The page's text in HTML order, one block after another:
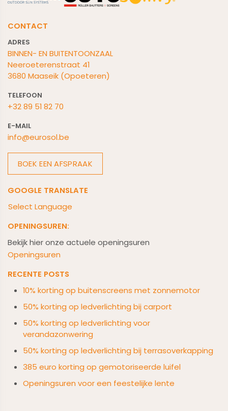
CONTACT
ADRES
BINNEN- EN BUITENTOONZAAL
Neeroeterenstraat 41
3680 Maaseik (Opoeteren)
TELEFOON
+32 89 51 82 70
E-MAIL
info@eurosol.be
BOEK EEN AFSPRAAK
GOOGLE TRANSLATE
Select Language
OPENINGSUREN:
Bekijk hier onze actuele openingsuren
Openingsuren
RECENTE POSTS
10% korting op buitenscreens met zonnemotor
50% korting op ledverlichting bij carport
50% korting op ledverlichting voor
verandazonwering
50% korting op ledverlichting bij terrasoverkapping
385 euro korting op gemotoriseerde luifel
Openingsuren voor een feestelijke lente